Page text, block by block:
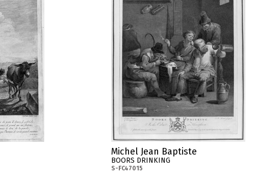
Michel Jean Baptiste
BOORS DRINKING
S-FC47015